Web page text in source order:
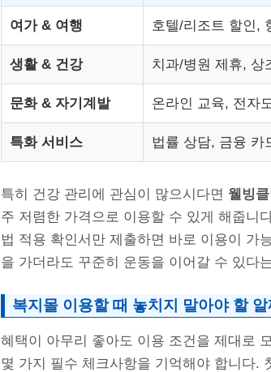
여가 & 여행 호텔/리조트 할인,
생활 & 건강 치과/병원 제휴, 상
문화 & 자기계발 온라인 교육, 전자
특화 서비스 법률 상담, 금융 카
특히 건강 관리에 관심이 많으시다면 웰빙클
주 저렴한 가격으로 이용할 수 있게 해줍니
법 적용 확인서만 제출하면 바로 이용이 가
을 가더라도 꾸준히 운동을 이어갈 수 있다
복지몰 이용할 때 놓치지 말아야 할
혜택이 아무리 좋아도 이용 조건을 제대로
몇 가지 필수 체크사항을 기억해야 합니다.